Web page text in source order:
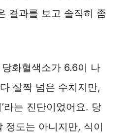
결과를 보고 솔직히 좀
화혈색소가 6.6이 나
살짝 넘은 수치지만,
라는 진단이었어요. 당
정도는 아니지만, 식이